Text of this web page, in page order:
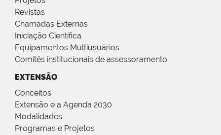
Revistas
Chamadas Externas
Iniciação Científica
Equipamentos Multiusuários
Comitês institucionais de assessoramento
EXTENSÃO
Conceitos
Extensão e a Agenda 2030
Modalidades
Programas e Projetos